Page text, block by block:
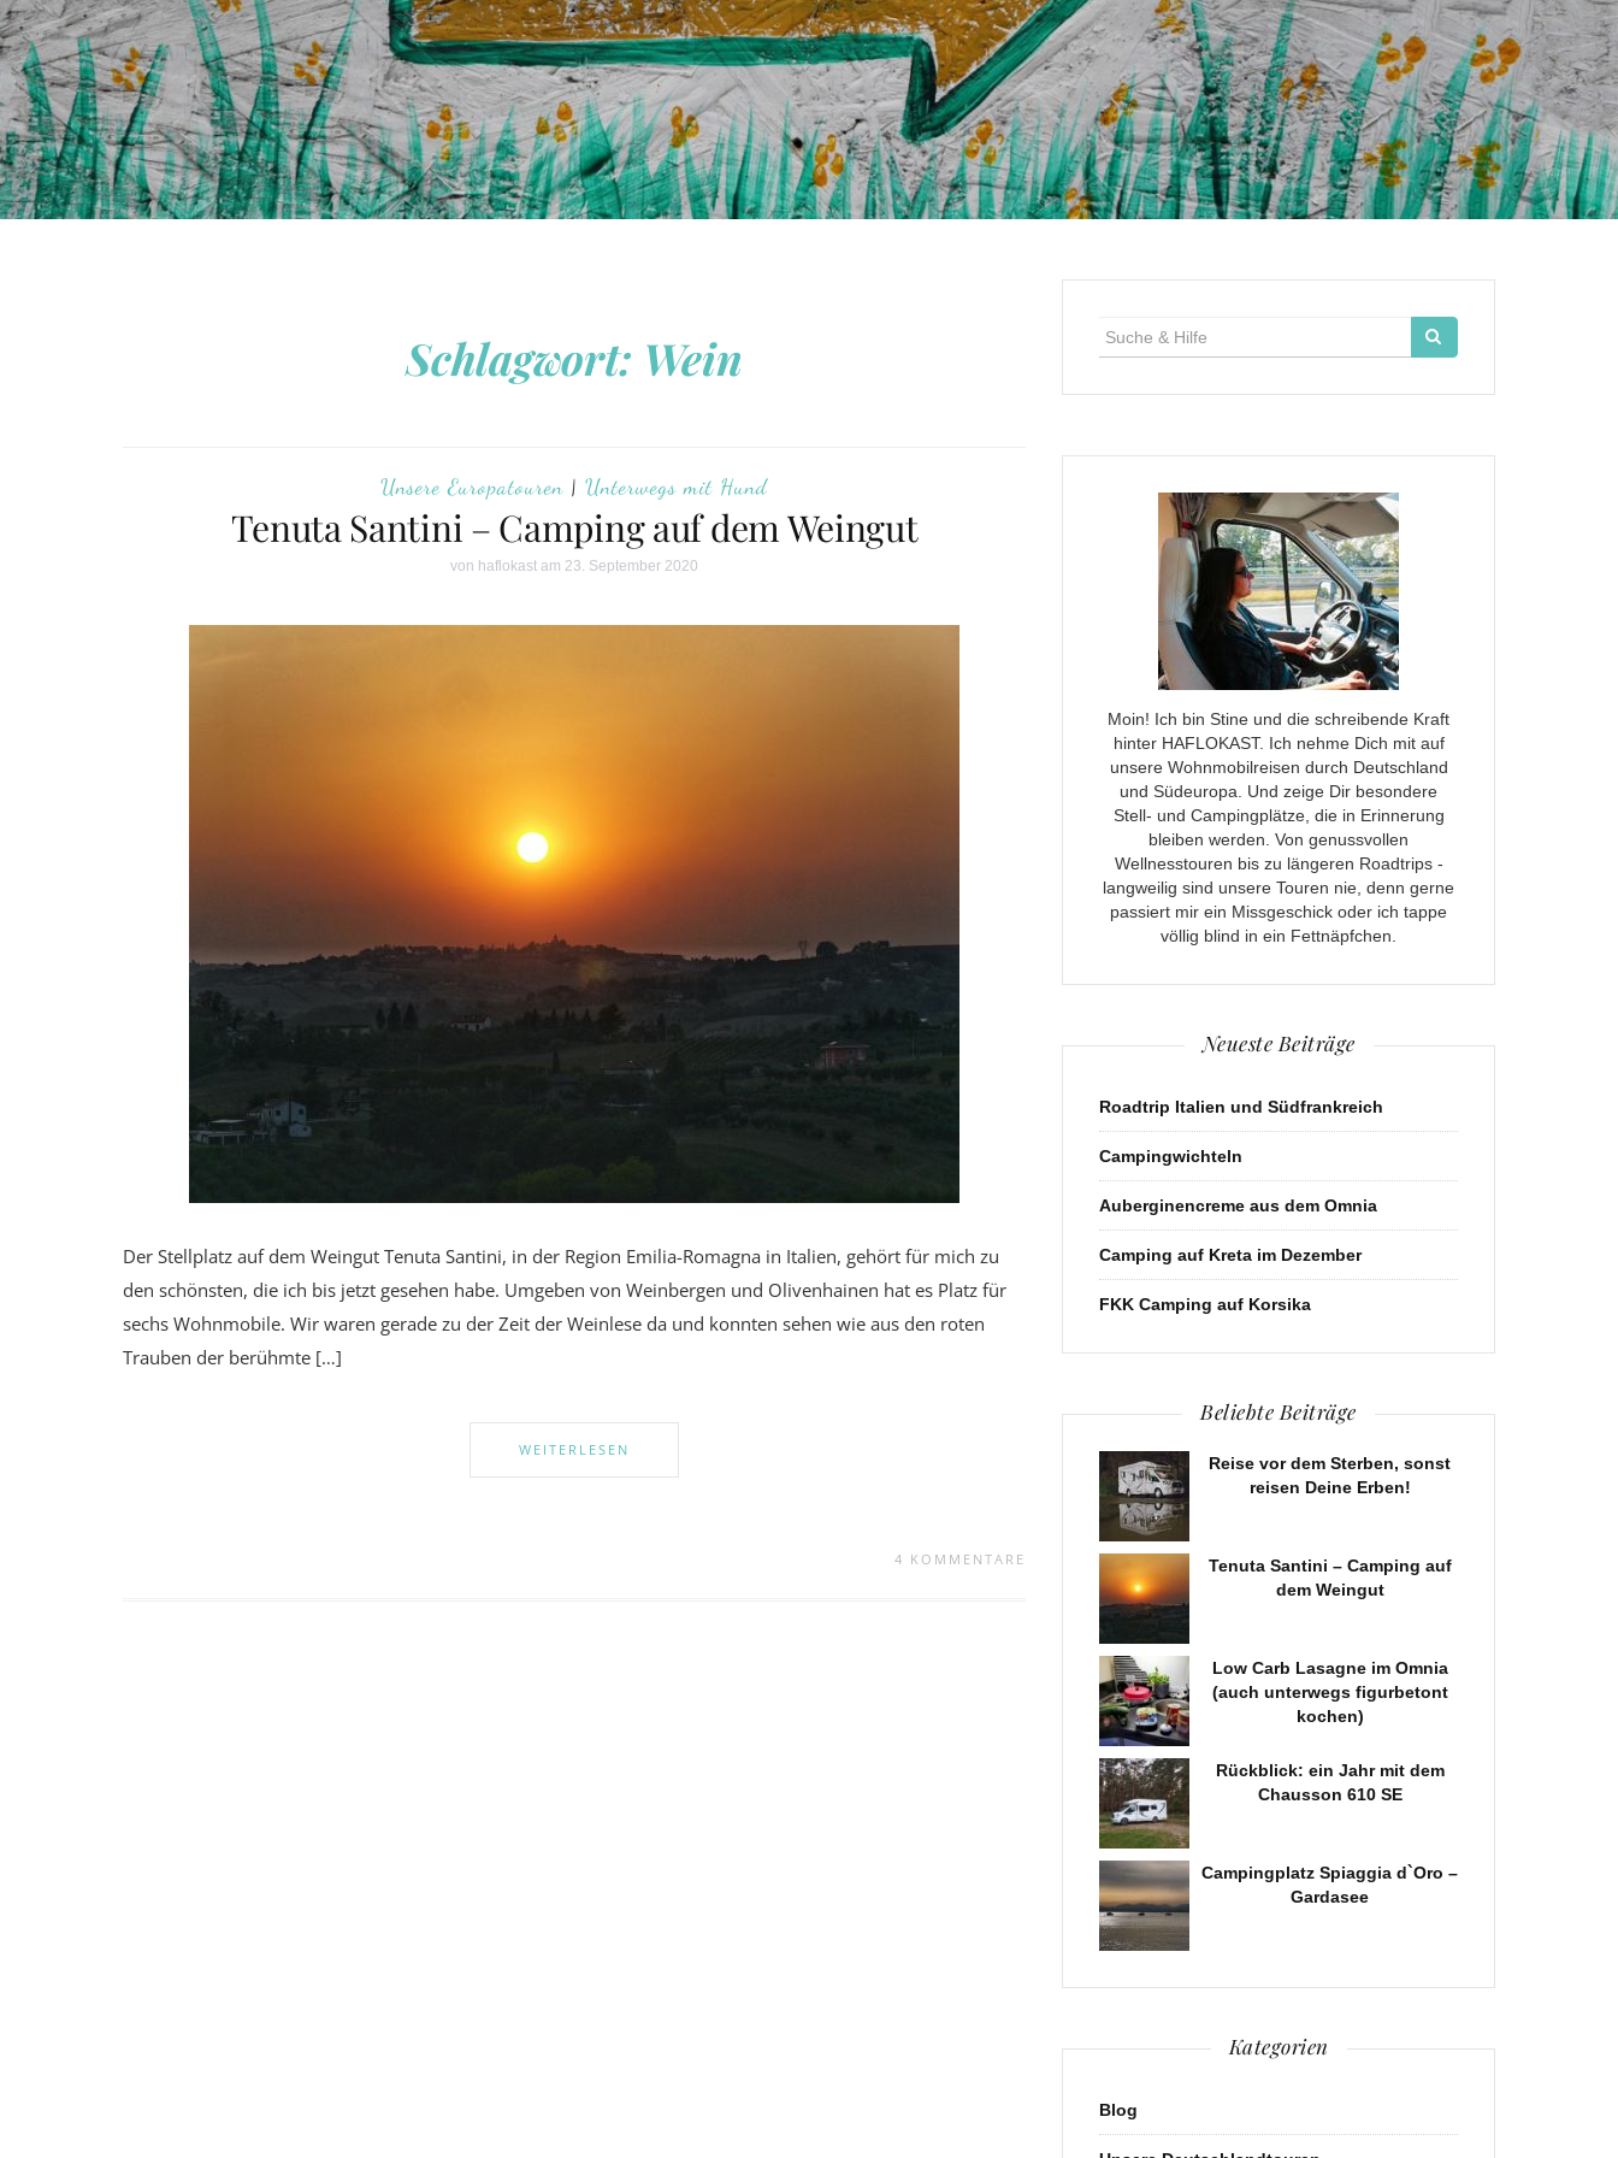
Schlagwort: Wein
Unsere Europatouren | Unterwegs mit Hund
Tenuta Santini – Camping auf dem Weingut
von haflokast am 23. September 2020
Der Stellplatz auf dem Weingut Tenuta Santini, in der Region Emilia-Romagna in Italien, gehört für mich zu
den schönsten, die ich bis jetzt gesehen habe. Umgeben von Weinbergen und Olivenhainen hat es Platz für
sechs Wohnmobile. Wir waren gerade zu der Zeit der Weinlese da und konnten sehen wie aus den roten
Trauben der berühmte […]
WEITERLESEN
4 KOMMENTARE
für:
Moin! Ich bin Stine und die schreibende Kraft
hinter HAFLOKAST. Ich nehme Dich mit auf
unsere Wohnmobilreisen durch Deutschland
und Südeuropa. Und zeige Dir besondere
Stell- und Campingplätze, die in Erinnerung
bleiben werden. Von genussvollen
Wellnesstouren bis zu längeren Roadtrips -
langweilig sind unsere Touren nie, denn gerne
passiert mir ein Missgeschick oder ich tappe
völlig blind in ein Fettnäpfchen.
Neueste Beiträge
Roadtrip Italien und Südfrankreich
Campingwichteln
Auberginencreme aus dem Omnia
Camping auf Kreta im Dezember
FKK Camping auf Korsika
Beliebte Beiträge
Reise vor dem Sterben, sonst
reisen Deine Erben!
Tenuta Santini – Camping auf
dem Weingut
Low Carb Lasagne im Omnia
(auch unterwegs figurbetont
kochen)
Rückblick: ein Jahr mit dem
Chausson 610 SE
Campingplatz Spiaggia d`Oro –
Gardasee
Kategorien
Blog